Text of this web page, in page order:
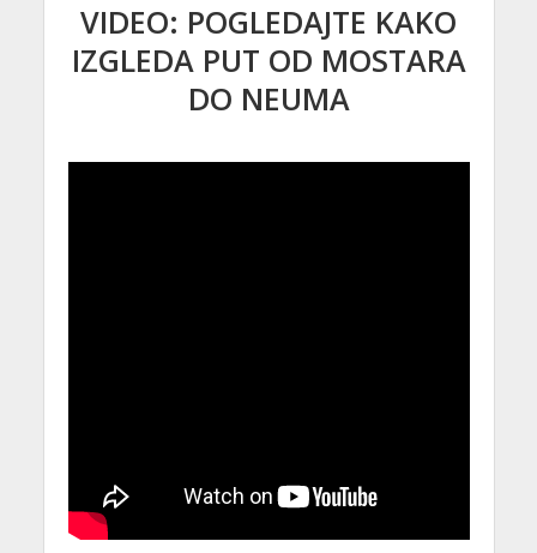
VIDEO: POGLEDAJTE KAKO
IZGLEDA PUT OD MOSTARA
DO NEUMA